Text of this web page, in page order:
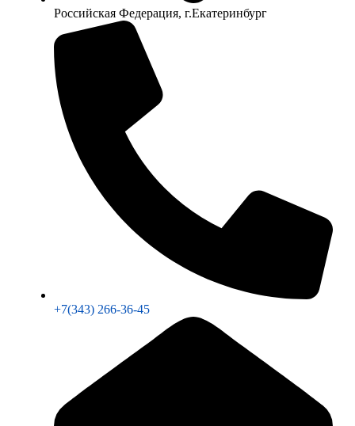
Российская Федерация, г.Екатеринбург
+7(343) 266-36-45